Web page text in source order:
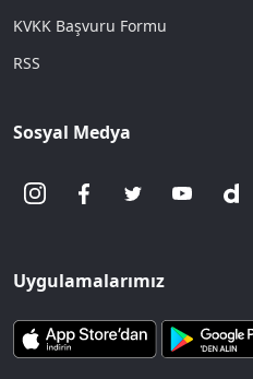
KVKK Başvuru Formu
RSS
Sosyal Medya
Uygulamalarımız